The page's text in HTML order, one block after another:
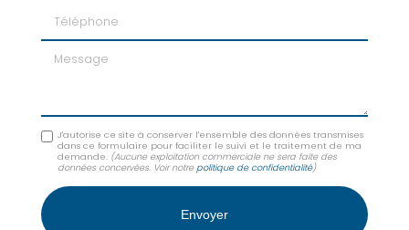
Téléphone
Message
J'autorise ce site à conserver l'ensemble des données transmises
dans ce formulaire pour faciliter le suivi et le traitement de ma
demande. (Aucune exploitation commerciale ne sera faite des
données concervées. Voir notrepolitique de confidentialité)